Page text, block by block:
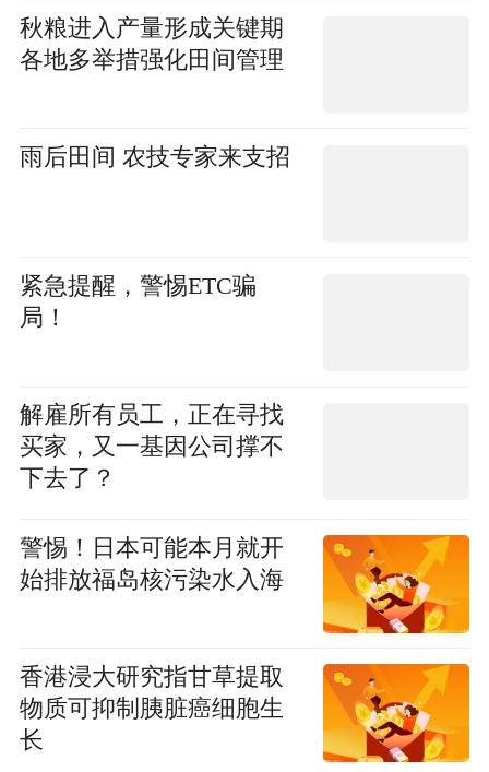
秋粮进入产量形成关键期
各地多举措强化田间管理
雨后田间 农技专家来支招
紧急提醒，警惕ETC骗
局！
解雇所有员工，正在寻找
买家，又一基因公司撑不
下去了？
警惕！日本可能本月就开
始排放福岛核污染水入海
香港浸大研究指甘草提取
物质可抑制胰脏癌细胞生
长